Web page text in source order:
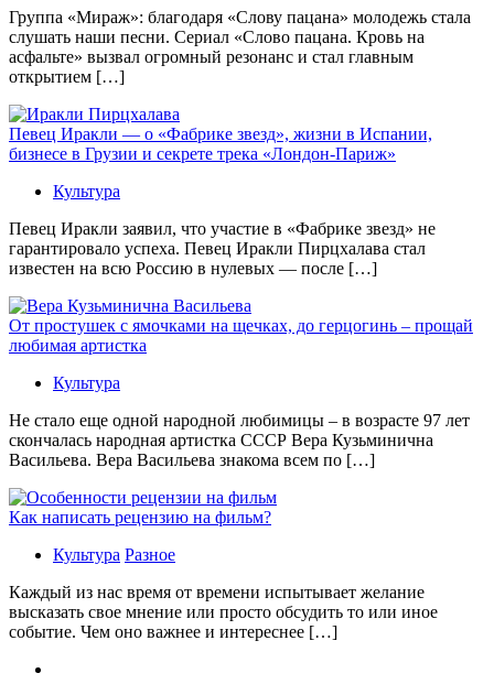
Группа «Мираж»: благодаря «Слову пацана» молодежь стала
слушать наши песни. Сериал «Слово пацана. Кровь на
асфальте» вызвал огромный резонанс и стал главным
открытием […]
Певец Иракли — о «Фабрике звезд», жизни в Испании,
бизнесе в Грузии и секрете трека «Лондон-Париж»
Культура
Певец Иракли заявил, что участие в «Фабрике звезд» не
гарантировало успеха. Певец Иракли Пирцхалава стал
известен на всю Россию в нулевых — после […]
От простушек с ямочками на щечках, до герцогинь – прощай
любимая артистка
Культура
Не стало еще одной народной любимицы – в возрасте 97 лет
скончалась народная артистка СССР Вера Кузьминична
Васильева. Вера Васильева знакома всем по […]
Как написать рецензию на фильм?
Культура Разное
Каждый из нас время от времени испытывает желание
высказать свое мнение или просто обсудить то или иное
событие. Чем оно важнее и интереснее […]